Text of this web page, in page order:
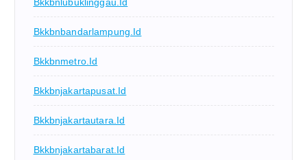
Bkkbnbandarlampung.id
Bkkbnmetro.id
Bkkbnjakartapusat.id
Bkkbnjakartautara.id
Bkkbnjakartabarat.id